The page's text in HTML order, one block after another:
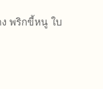
พริกขี้หนู ใบ